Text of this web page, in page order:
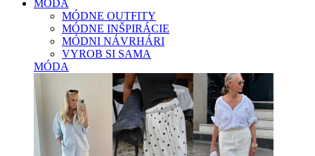
MÓDA
MÓDNE OUTFITY
MÓDNE INŠPIRÁCIE
MÓDNI NÁVRHÁRI
VYROB SI SAMA
MÓDA